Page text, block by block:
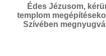
Édes Jézusom,
templom
Szívében